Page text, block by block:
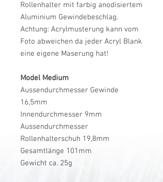
Rollenhalter mit farbig anodisiertem
Aluminium Gewindebeschlag.
Achtung: Acrylmusterung kann vom
Foto abweichen da jeder Acryl Blank
eine eigene Maserung hat!
Model Medium
Aussendurchmesser Gewinde
16,5mm
Innendurchmesser 9mm
Aussendurchmesser
Rollenhalterschuh 19,8mm
Gesamtlänge 101mm
Gewicht ca. 25g